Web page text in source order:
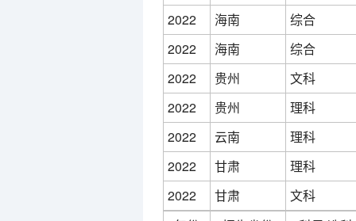
2022 海南
综合
2022
海南
综合
2022
贵州
文科
2022
贵州
理科
2022
云南
理科
2022
甘肃
理科
2022
甘肃
文科